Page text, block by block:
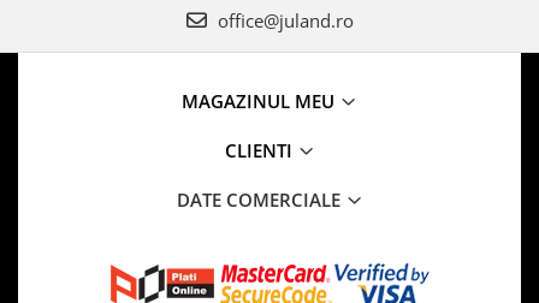
office@juland.ro
MAGAZINUL MEU
CLIENTI
DATE COMERCIALE